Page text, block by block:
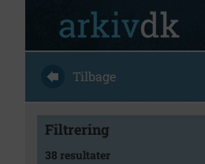
Tilbage
Filtrering
38 resultater